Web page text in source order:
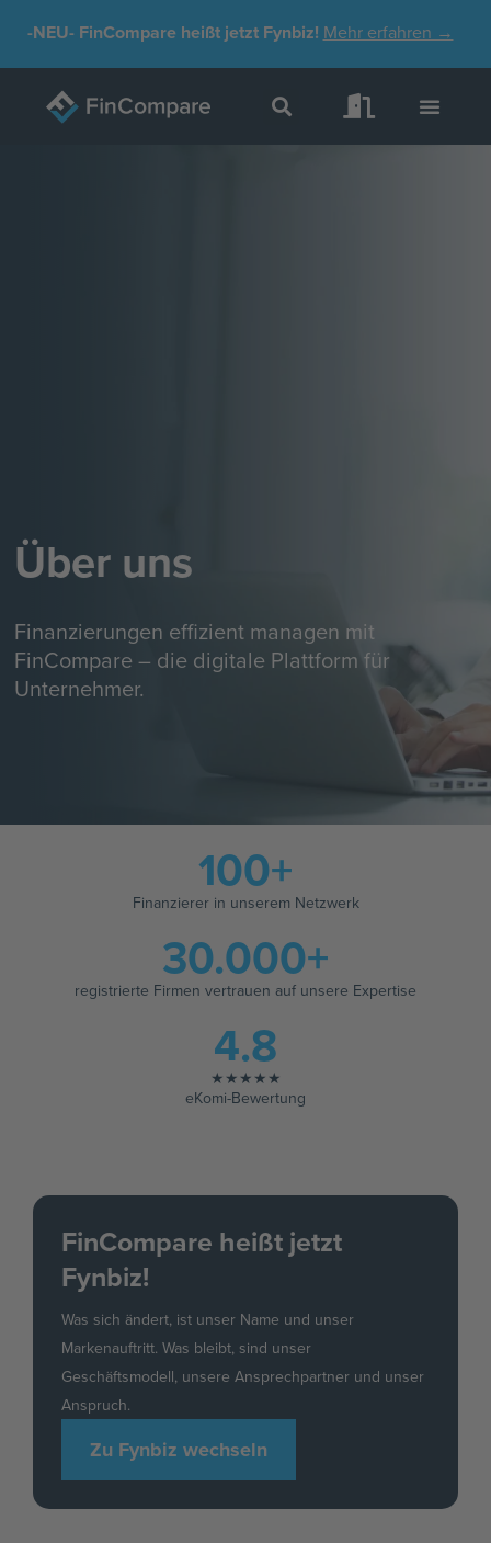
-NEU-FinCompare heißt jetzt Fynbiz! Mehr erfahren →
Über uns
Finanzierungen effizient managen mit
FinCompare – die digitale Plattform für
Unternehmer.
100+
Finanzierer in unserem Netzwerk
30.000+
registrierte Firmen vertrauen auf unsere Expertise
4.8
★★★★★
eKomi-Bewertung
FinCompare heißt jetzt
Fynbiz!
Was sich ändert, ist unser Name und unser
Markenauftritt. Was bleibt, sind unser
Geschäftsmodell, unsere Ansprechpartner und unser
Anspruch.
Zu Fynbiz wechseln